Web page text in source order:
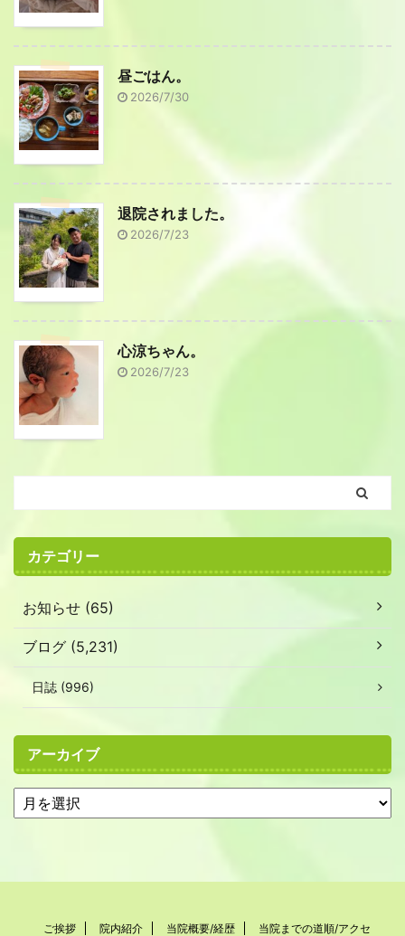
昼ごはん。
2026/7/30
退院されました。
2026/7/23
心涼ちゃん。
2026/7/23
カテゴリー
お知らせ (65)
ブログ (5,231)
日誌 (996)
アーカイブ
ご挨拶 院内紹介 当院概要/経歴
当院までの道順/アクセ